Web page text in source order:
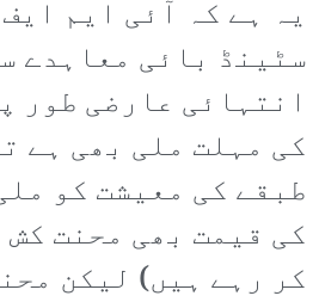
یہ ہے کہ آئی ایم
سٹینڈ بائی معاہدے
انتہائی عارضی طور
کی مہلت ملی بھی ہے
طبقے کی معیشت کو
کی قیمت بھی محنت کش
کر رہے ہیں) لیکن